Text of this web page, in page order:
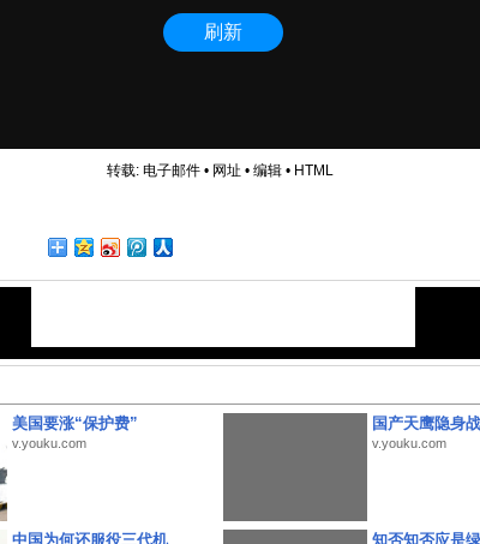
转载: 电子邮件• 网址 • 编辑• HTML
美国要涨“保护费”
v.youku.com
国产天鹰隐身
v.youku.com
中国为何还服役三代机 知否知否应是